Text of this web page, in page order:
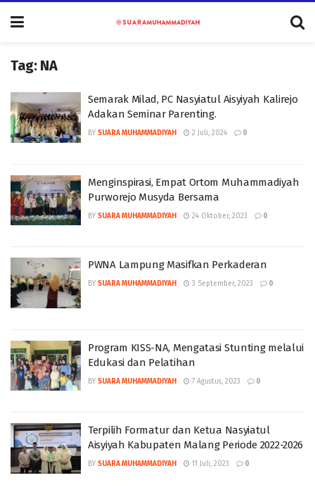
Tag: NA
Semarak Milad, PC Nasyiatul Aisyiyah Kalirejo
Adakan Seminar Parenting.
BY SUARA MUHAMMADIYAH 2 Juli, 2024 0
Menginspirasi, Empat Ortom Muhammadiyah
Purworejo Musyda Bersama
BY SUARA MUHAMMADIYAH 24 Oktober, 2023 0
PWNA Lampung Masifkan Perkaderan
BY SUARA MUHAMMADIYAH 3 September, 2023 0
Program KISS-NA, Mengatasi Stunting melalui
Edukasi dan Pelatihan
BY SUARA MUHAMMADIYAH 7 Agustus, 2023 0
Terpilih Formatur dan Ketua Nasyiatul
Aisyiyah Kabupaten Malang Periode 2022-2026
BY SUARA MUHAMMADIYAH 11 Juli, 2023 0